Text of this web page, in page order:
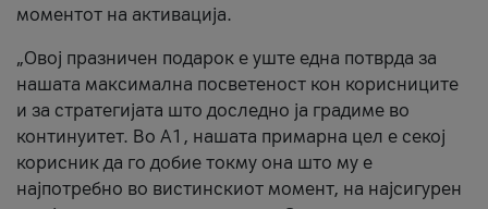
моментот на активација.
„Овој празничен подарок е уште една потврда за
нашата максимална посветеност кон корисниците
и за стратегијата што доследно ја градиме во
континуитет. Во А1, нашата примарна цел е секој
корисник да го добие токму она што му е
најпотребно во вистинскиот момент, на најсигурен